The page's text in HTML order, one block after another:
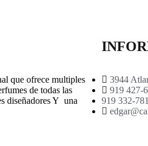
que ofrece multiples
de todas las
diseñadores Y una
3944
919 427-
919 332-